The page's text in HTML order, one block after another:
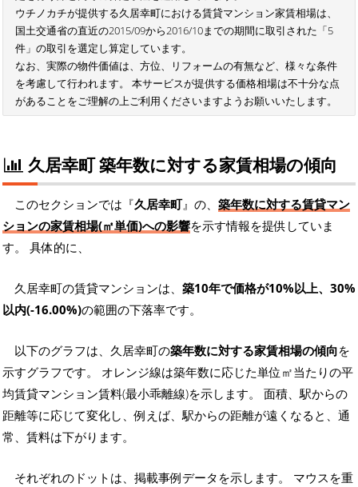
ウチノカチが提供する久居幸町における賃貸マンション家賃相場は、
国土交通省の直近の2015/09から2016/10までの期間に取引された「5
件」の取引を選定し算定しています。
なお、実際の物件価値は、方位、リフォームの有無など、様々な条件
を考慮して行われます。 本サービスが提供する価格相場は不十分な点
があることをご理解の上ご利用くださいますようお願いいたします。
久居幸町 築年数に対する家賃相場の傾向
このセクションでは『久居幸町』の、 築年数に対する賃貸マン
ションの家賃相場(㎡単価)への影響を示す情報を提供していま
す。 具体的に、
久居幸町の賃貸マンションは、 築10年で価格が10%以上、30%
以内(-16.00%)の範囲の下落率です。
以下のグラフは、久居幸町の築年数に対する家賃相場の傾向を
示すグラフです。 オレンジ線は築年数に応じた単位㎡当たりの平
均賃貸マンション賃料(最小乖離線)を示します。 面積、駅からの
距離等に応じて変化し、例えば、駅からの距離が遠くなると、通
常、賃料は下がります。
それぞれのドットは、掲載事例データを示します。 マウスを重